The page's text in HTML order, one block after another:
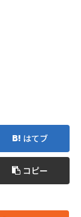
はてブ
コピー